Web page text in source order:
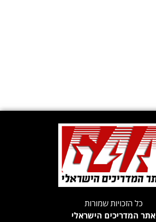
כל הזכויות שמורות
אתר המדריכים הישראלי